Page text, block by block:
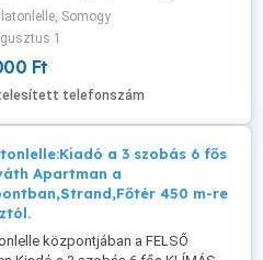
ebédlő,nagy fedett
és grillezési lehetőség az
Wifi.Az ára 47000 Ft-tól-
Ft-ig a szezontól függően.Az
Strand,üzletek,éttermek
...
Somogy
1
Ft
telefonszám
a 3 szobás 6 fős
Apartman a
450 m-re
központjában a FELSŐ